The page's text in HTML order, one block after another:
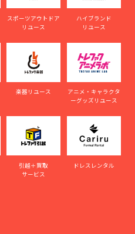
スポーツアウトドア
リユース
ハイブランド
リユース
楽器リユース
アニメ・キャラクタ
ーグッズリユース
引越＋買取
サービス
ドレスレンタル